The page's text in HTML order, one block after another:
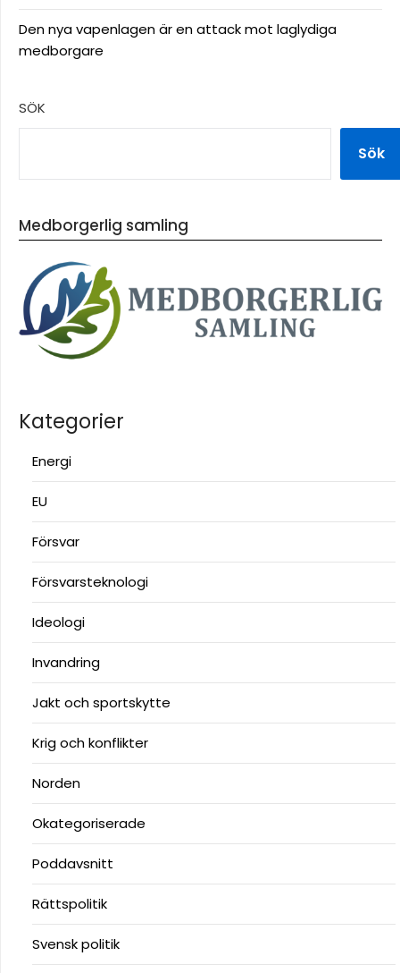
Den nya vapenlagen är en attack mot laglydiga
medborgare
SÖK
Sök
Medborgerlig samling
Kategorier
Energi
EU
Försvar
Försvarsteknologi
Ideologi
Invandring
Jakt och sportskytte
Krig och konflikter
Norden
Okategoriserade
Poddavsnitt
Rättspolitik
Svensk politik